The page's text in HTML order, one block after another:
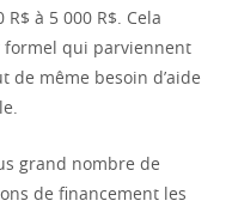
à 5 000 R$. Cela
formel qui parviennent
même besoin d’aide
grand nombre de
de financement les